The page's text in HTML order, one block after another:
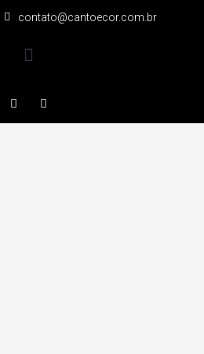
contato@cantoecor.com.br